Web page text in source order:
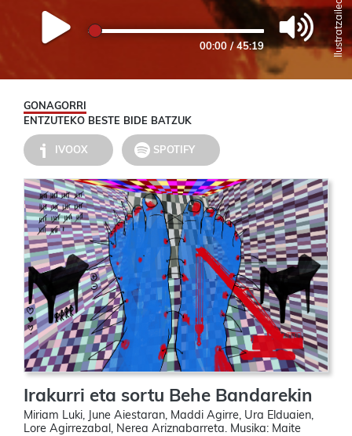
00:00/45:19
GONAGORRI
ENTZUTEKO BESTE BIDE BATZUK
IVOOX SPOTIFY
Irakurri eta sortu Behe Bandarekin
Miriam Luki, June Aiestaran, Maddi Agirre, Ura Elduaien,
Lore Agirrezabal, Nerea Ariznabarreta. Musika: Maite